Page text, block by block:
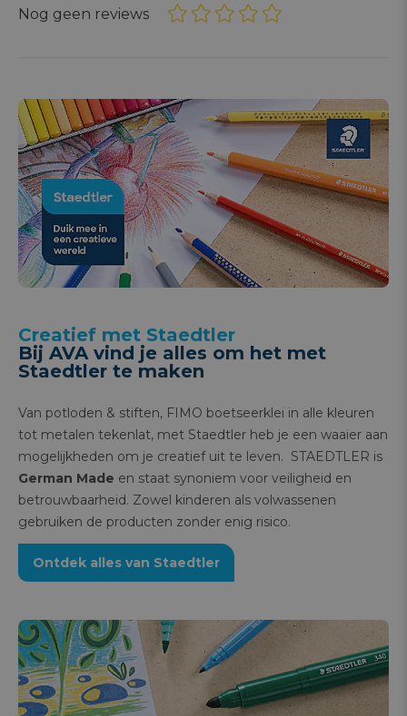
Nog geen reviews
Creatief met Staedtler
Bij AVA vind je alles om het met
Staedtler te maken
Van potloden & stiften, FIMO boetseerklei in alle kleuren
tot metalen tekenlat, met Staedtler heb je een waaier aan
mogelijkheden om je creatief uit te leven. STAEDTLER is
German Made en staat synoniem voor veiligheid en
betrouwbaarheid. Zowel kinderen als volwassenen
gebruiken de producten zonder enig risico.
Ontdek alles van Staedtler